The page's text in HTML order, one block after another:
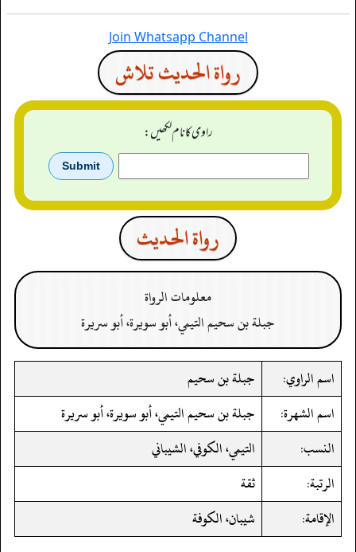
Join Whatsapp Channel
رواة الحديث تلاش
راوی کا نام لکھیں:
رواة الحدیث
معلومات الرواة
جبلة بن سحيم التيمي، أبو سويرة، أبو سريرة
اسم الراوي:
جبلة بن سحيم
اسم الشهرة:
جبلة بن سحيم التيمي، أبو سويرة، أبو سريرة
النسب:
التيمي، الكوفي، الشيباني
الرتبة:
ثقة
الإقامة:
شيبان، الكوفة